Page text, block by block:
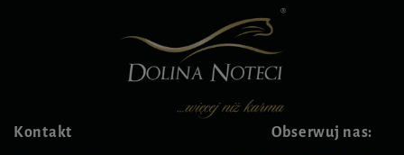
Kontakt Obserwuj nas: